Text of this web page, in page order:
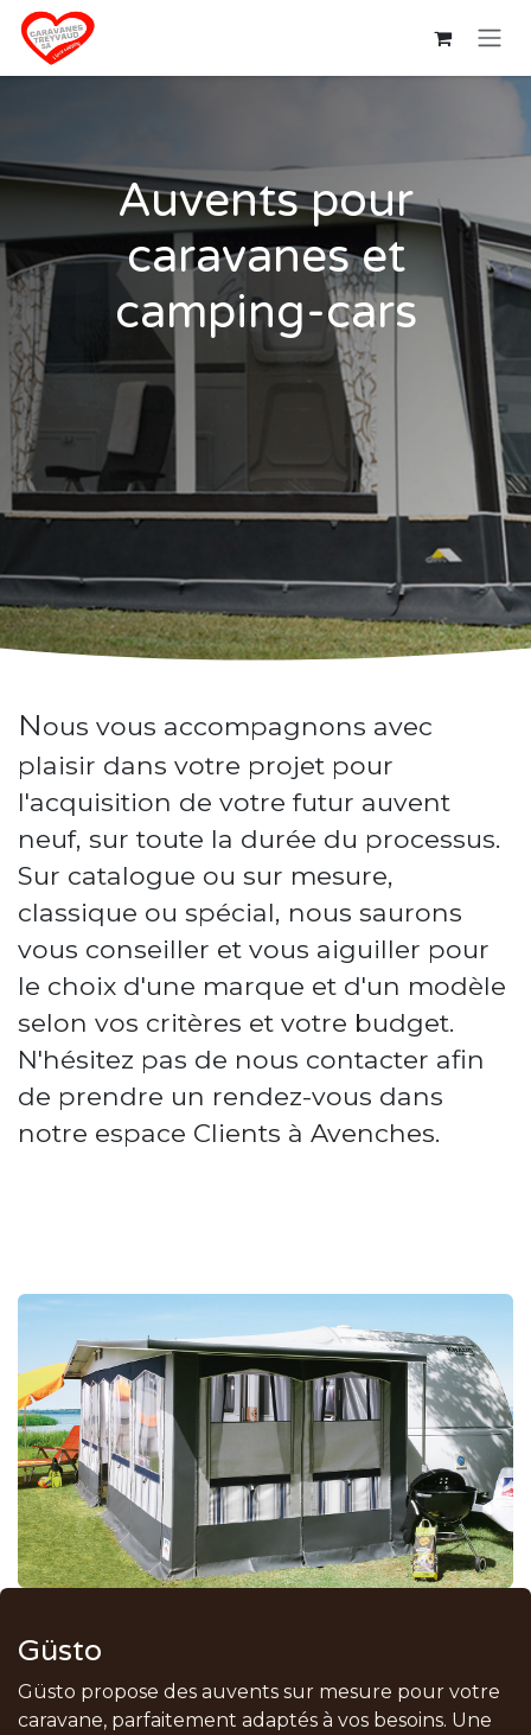
Se rendre au contenu
Auvents pour
caravanes et
camping-cars
Nous vous accompagnons avec
plaisir dans votre projet pour
l'acquisition de votre futur auvent
neuf, sur toute la durée du processus.
Sur catalogue ou sur mesure,
classique ou spécial, nous saurons
vous conseiller et vous aiguiller pour
le choix d'une marque et d'un modèle
selon vos critères et votre budget.
N'hésitez pas de nous contacter afin
de prendre un rendez-vous dans
notre espace Clients à Avenches.
Güsto
Güsto propose des auvents sur mesure pour votre
caravane, parfaitement adaptés à vos besoins. Une